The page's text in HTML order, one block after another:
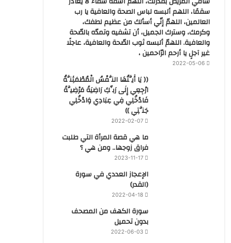
سقمًا، اللهم ألبسه لباس الصحة والعافية يا رب
العالمين، اللهمّ إنّي أسألك من عظيم لطفك،
وكرمك، وسترك الجميل، أن تشفيه وتمدّه بالصّحة
والعافية. اللهمّ ألبسه ثوب الصّحة والعافية، عاجلًا
غير آجلٍ يا أرحم الرّاحمين ،
2022-05-06
(( يَا أَيَّتُهَا النَّفْسُ الْمُطْمَئِنَّةُ
ارْجِعِي إِلَى رَبِّكِ رَاضِيَةً مَرْضِيَّةً
فَادْخُلِي فِي عِبَادِي وَادْخُلِي
جَنَّتِي ))
2022-02-07
ما هي قصة المرأة التي طلبت
فراق زوجها.. ومن هي ؟
2023-11-17
‏الإعجاز العددي في سورة
(القدر)
2022-04-18
سورة الكهف من المصحف
بدون تحميل
2022-06-03